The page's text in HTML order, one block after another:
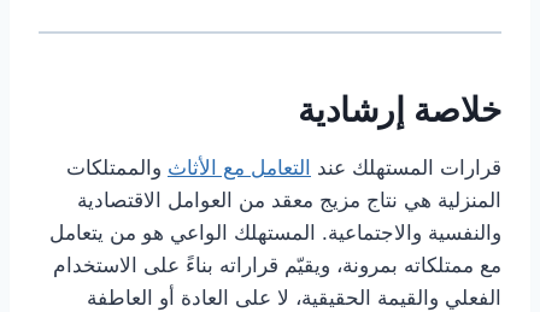
خلاصة إرشادية
قرارات المستهلك عند التعامل مع الأثاث والممتلكات
المنزلية هي نتاج مزيج معقد من العوامل الاقتصادية
والنفسية والاجتماعية. المستهلك الواعي هو من يتعامل
مع ممتلكاته بمرونة، ويقيّم قراراته بناءً على الاستخدام
الفعلي والقيمة الحقيقية، لا على العادة أو العاطفة